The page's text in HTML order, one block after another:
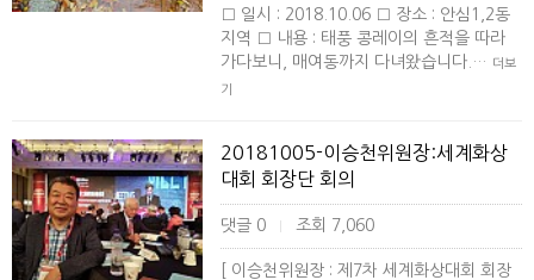
□ 일시 : 2018.10.06 □ 장소 : 안심1,2동
지역 □ 내용 : 태풍 콩레이의 흔적을 따라
가다보니, 매여동까지 다녀왔습니다.…
더보
기
20181005-이승천위원장:세계화상
대회 회장단 회의
댓글 0 조회 7,060
[ 이승천위원장 : 제7차 세계화상대회 회장